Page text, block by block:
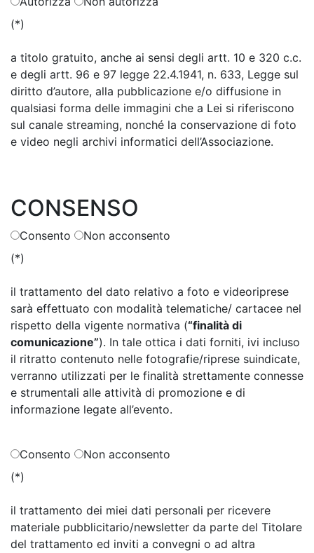
(*)
a titolo gratuito, anche ai sensi degli artt. 10 e 320 c.c.
e degli artt. 96 e 97 legge 22.4.1941, n. 633, Legge sul
diritto d’autore, alla pubblicazione e/o diffusione in
qualsiasi forma delle immagini che a Lei si riferiscono
sul canale streaming, nonché la conservazione di foto
e video negli archivi informatici dell’Associazione.
CONSENSO
Consento
Non acconsento
(*)
il trattamento del dato relativo a foto e videoriprese
sarà effettuato con modalità telematiche/ cartacee nel
rispetto della vigente normativa (“finalità di
comunicazione”). In tale ottica i dati forniti, ivi incluso
il ritratto contenuto nelle fotografie/riprese suindicate,
verranno utilizzati per le finalità strettamente connesse
e strumentali alle attività di promozione e di
informazione legate all’evento.
Consento
Non acconsento
(*)
il trattamento dei miei dati personali per ricevere
materiale pubblicitario/newsletter da parte del Titolare
del trattamento ed inviti a convegni o ad altra